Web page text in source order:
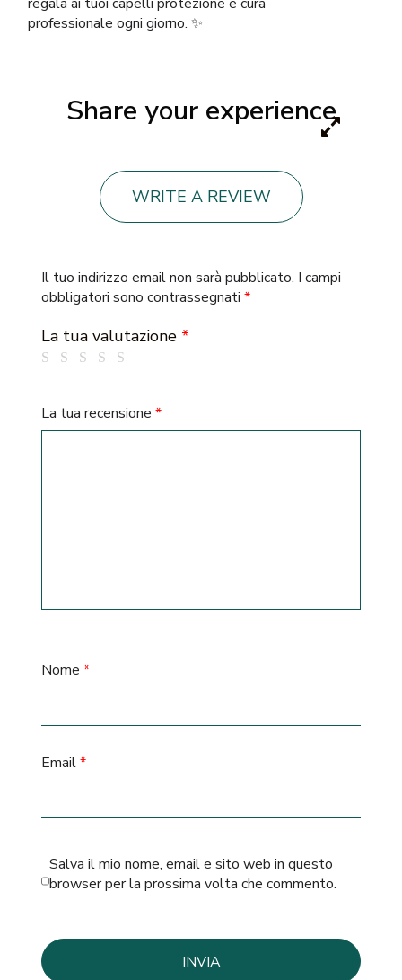
professionale ogni giorno. ✨
Share your experience
WRITE A REVIEW
Il tuo indirizzo email non sarà pubblicato. I campi
obbligatori sono contrassegnati *
La tua valutazione *
La tua recensione *
Nome *
Email*
Salva il mio nome, email e sito web in questo
browser per la prossima volta che commento.